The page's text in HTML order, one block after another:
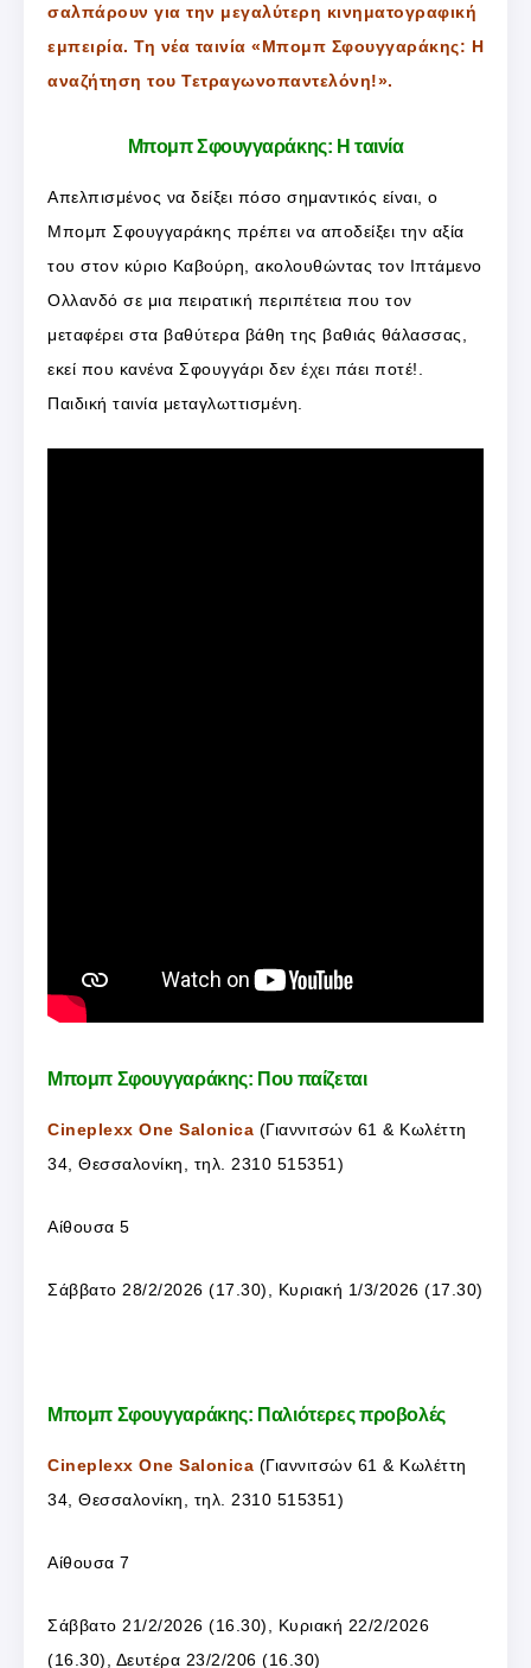
σαλπάρουν για την μεγαλύτερη κινηματογραφική
εμπειρία. Τη νέα ταινία «Μπομπ Σφουγγαράκης: Η
αναζήτηση του Τετραγωνοπαντελόνη!».
Μπομπ Σφουγγαράκης: Η ταινία
Απελπισμένος να δείξει πόσο σημαντικός είναι, ο
Μπομπ Σφουγγαράκης πρέπει να αποδείξει την αξία
του στον κύριο Καβούρη, ακολουθώντας τον Ιπτάμενο
Ολλανδό σε μια πειρατική περιπέτεια που τον
μεταφέρει στα βαθύτερα βάθη της βαθιάς θάλασσας,
εκεί που κανένα Σφουγγάρι δεν έχει πάει ποτέ!.
Παιδική ταινία μεταγλωττισμένη.
Μπομπ Σφουγγαράκης: Που παίζεται
Cineplexx One Salonica (Γιαννιτσών 61 & Κωλέττη
34, Θεσσαλονίκη, τηλ. 2310 515351)
Αίθουσα 5
Σάββατο 28/2/2026 (17.30), Κυριακή 1/3/2026 (17.30)
Μπομπ Σφουγγαράκης: Παλιότερες προβολές
Cineplexx One Salonica (Γιαννιτσών 61 & Κωλέττη
34, Θεσσαλονίκη, τηλ. 2310 515351)
Αίθουσα 7
Σάββατο 21/2/2026 (16.30), Κυριακή 22/2/2026
(16.30), Δευτέρα 23/2/206 (16.30)